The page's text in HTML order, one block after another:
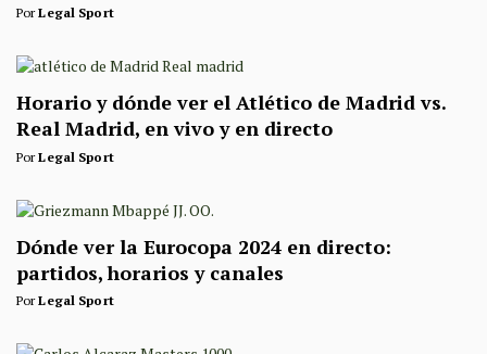
PorLegal Sport
Horario y dónde ver el Atlético de Madrid vs.
Real Madrid, en vivo y en directo
PorLegal Sport
Dónde ver la Eurocopa 2024 en directo:
partidos, horarios y canales
PorLegal Sport